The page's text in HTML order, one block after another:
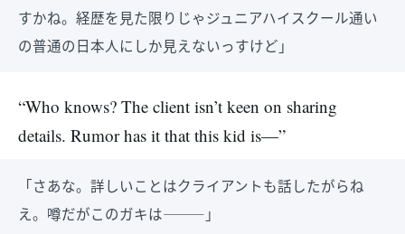
すかね。経歴を見た限りじゃジュニアハイスクール通い
の普通の日本人にしか見えないっすけど」
“Who knows? The client isn’t keen on sharing
details. Rumor has it that this kid is—”
「さあな。詳しいことはクライアントも話したがらね
え。噂だがこのガキは―――」